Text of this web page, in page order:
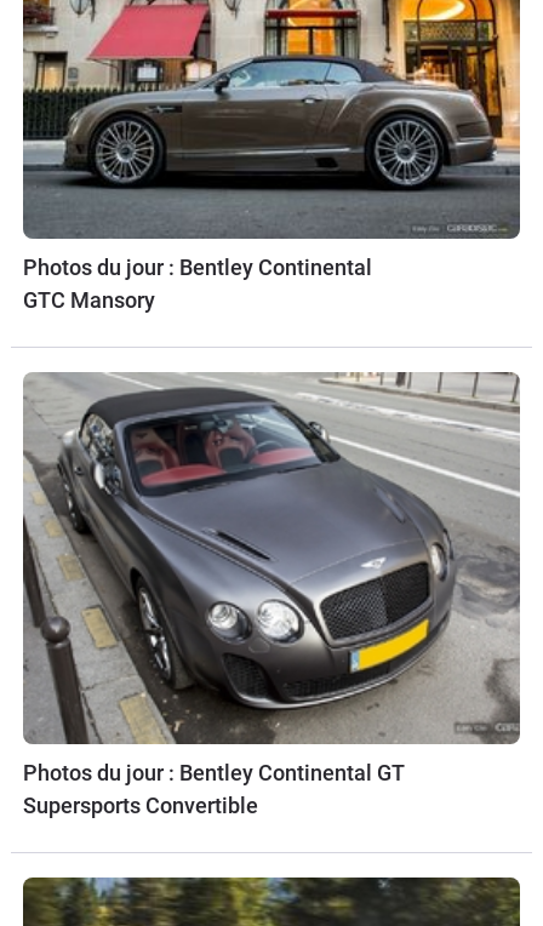
Photos du jour : Bentley Continental
GTC Mansory
Photos du jour : Bentley Continental GT
Supersports Convertible